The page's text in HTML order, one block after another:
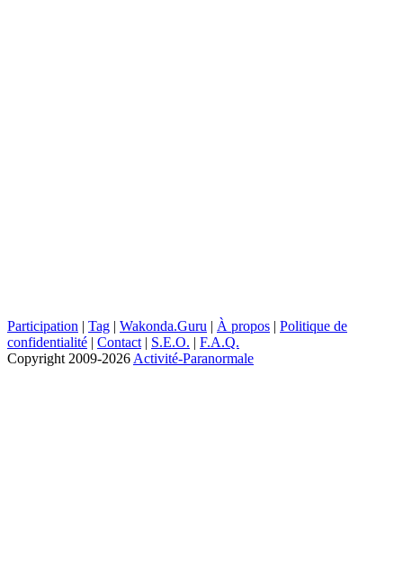
Participation | Tag | Wakonda.Guru | À propos | Politique de
confidentialité | Contact | S.E.O. | F.A.Q.
Copyright2009-2026Activité-Paranormale